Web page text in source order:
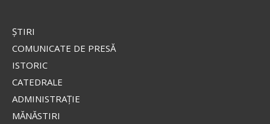
ŞTIRI
COMUNICATE DE PRESĂ
ISTORIC
CATEDRALE
ADMINISTRAŢIE
MĂNĂSTIRI